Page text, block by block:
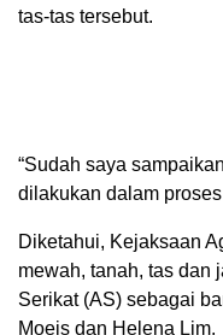
tas-tas tersebut.
“Sudah saya
dilakukan dalam
Diketahui, Kejaksaan
mewah, tanah, tas dan
Serikat (AS) sebagai
Moeis dan Helena Lim.